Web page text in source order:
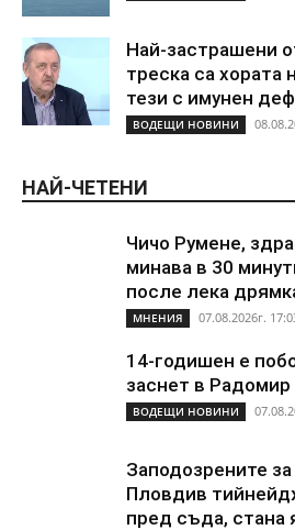
Най-застрашени
треска са хората
тези с имунен
ВОДЕЩИ НОВИНИ
НАЙ-ЧЕТЕНИ
Чичо Румене,
минава в 30
после лека
МНЕНИЯ 07.08.2026г.
14-годишен е
заснет в Радомир
ВОДЕЩИ НОВИНИ
Заподозрените
Пловдив
пред съда, стана